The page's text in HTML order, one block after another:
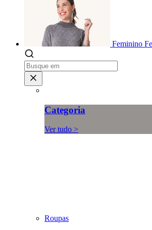
Feminino
Categoria
Ver tudo >
Roupas